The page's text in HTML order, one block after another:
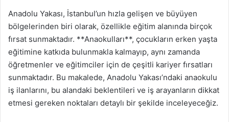
Anadolu Yakası, İstanbul’un hızla gelişen ve büyüyen
bölgelerinden biri olarak, özellikle eğitim alanında birçok
fırsat sunmaktadır. **Anaokulları**, çocukların erken yaşta
eğitimine katkıda bulunmakla kalmayıp, aynı zamanda
öğretmenler ve eğitimciler için de çeşitli kariyer fırsatları
sunmaktadır. Bu makalede, Anadolu Yakası’ndaki anaokulu
iş ilanlarını, bu alandaki beklentileri ve iş arayanların dikkat
etmesi gereken noktaları detaylı bir şekilde inceleyeceğiz.